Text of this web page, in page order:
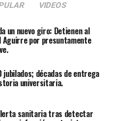
VIDEOS
un nuevo giro: Detienen al
Aguirre por presuntamente
jubilados; décadas de entrega
universitaria.
sanitaria tras detectar